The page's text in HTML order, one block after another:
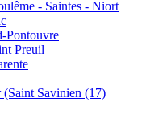
- Saintes - Niort
Pontouvre
Preuil
Savinien (17)